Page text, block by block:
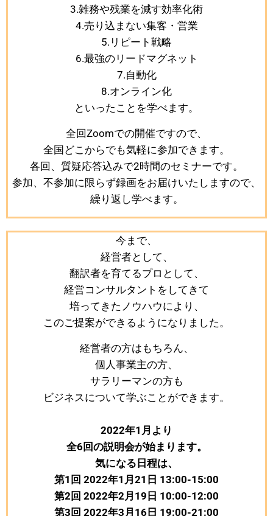
3.雑務や残業を減す効率化術
4.売り込まない集客・営業
5.リピート戦略
6.最強のリードマグネット
7.自動化
8.オンライン化
といったことを学べます。
全回Zoomでの開催ですので、
全国どこからでも気軽に参加できます。
各回、質疑応答込みで2時間のセミナーです。
参加、不参加に限らず録画をお届けいたしますので、
繰り返し学べます。
今まで、
経営者として、
翻訳者を育てるプロとして、
経営コンサルタントをしてきて
培ってきたノウハウにより、
このご提案ができるようになりました。
経営者の方はもちろん、
個人事業主の方、
サラリーマンの方も
ビジネスについて学ぶことができます。
2022年1月より
全6回の説明会が始まります。
気になる日程は、
第1回 2022年1月21日 13:00-15:00
第2回 2022年2月19日 10:00-12:00
第3回 2022年3月16日 19:00-21:00